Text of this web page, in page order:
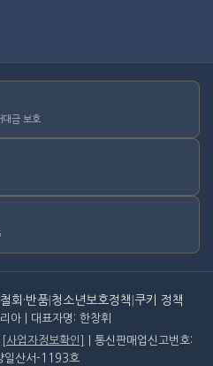
대금 보호
회·반품 청소년보호정책 쿠키 정책
아 | 대표자명: 한창휘
[사업자정보확인]
| 통신판매업신고번호:
일산서-1193호